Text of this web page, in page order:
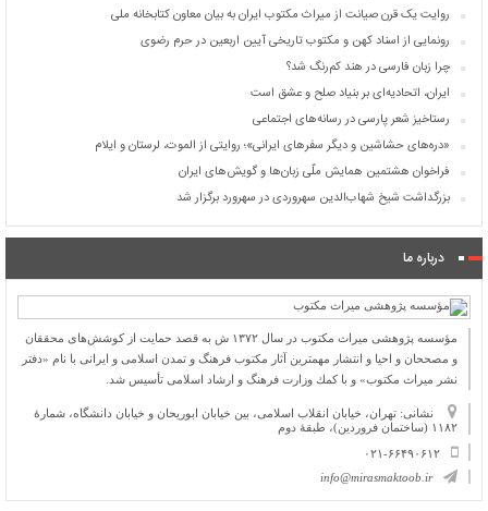
روایت یک قرن صیانت از میراث مکتوب ایران به بیان معاون کتابخانه ملی
رونمایی از اسناد کهن و مکتوب تاریخی آیین اربعین در حرم رضوی
چرا زبان فارسی در هند کم‌رنگ شد؟
ایران، اتحادیه‌ای بر بنیاد صلح و عشق است
رستاخیز شعر پارسی در رسانه‌های اجتماعی
«دره‌های حشاشین و دیگر سفرهای ایرانی»؛ روایتی از الموت، لرستان و ایلام
فراخوان هشتمین همایش ملّی زبان‌ها و گویش‌های ایران
بزرگداشت شیخ شهاب‌الدین سهروردی در سهرورد برگزار شد
درباره ما
مؤسسه پژوهشی میراث مكتوب در سال ۱۳۷۲ ش به قصد حمایت از كوشش‌های محققان
و مصححان و احیا و انتشار مهمترین آثار مكتوب فرهنگ و تمدن اسلامی و ایرانی با نام «دفتر
نشر میراث مكتوب» و با كمك وزارت فرهنگ و ارشاد اسلامی تأسیس شد.
نشانی: تهران، خیابان انقلاب اسلامی، بین خیابان ابوریحان و خیابان دانشگاه، شمارۀ
۱۱۸۲ (ساختمان فروردین)، طبقۀ دوم
۰۲۱-۶۶۴۹۰۶۱۲
info@mirasmaktoob.ir